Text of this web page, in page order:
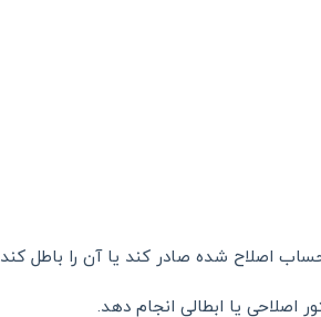
اصلاح شده صادر کند یا آن را باطل
اصلاحی یا ابطالی انجام دهد.